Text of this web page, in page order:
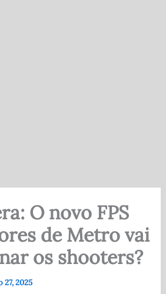
O novo FPS
de Metro vai
os shooters?
2025